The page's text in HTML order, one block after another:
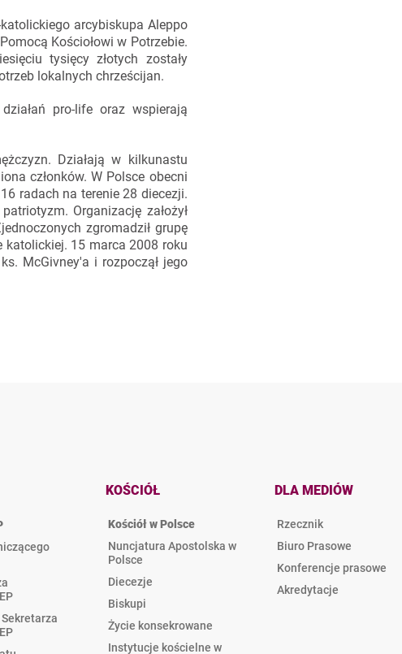
arcybiskupa Aleppo
Kościołowi w Potrzebie.
tysięcy złotych zostały
lokalnych chrześcijan.
pro-life oraz wspierają
Działają w kilkunastu
członków. W Polsce obecni
radach na terenie 28 diecezji.
Organizację założył
zgromadził grupę
katolickiej. 15 marca 2008 roku
McGivney'a i rozpoczął jego
KOŚCIÓŁ
Kościół w Polsce
Nuncjatura Apostolska w
Polsce
Diecezje
Biskupi
Życie konsekrowane
Instytucje kościelne w
DLA MEDIÓW
Rzecznik
Biuro Prasowe
Konferencje prasowe
Akredytacje